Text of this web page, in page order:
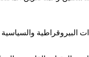
والسياسية